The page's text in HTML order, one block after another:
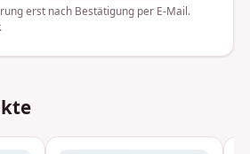
erst nach Bestätigung per E-Mail.